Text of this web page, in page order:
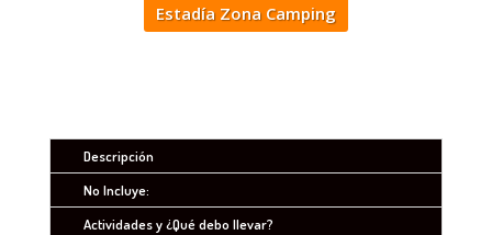
Estadía Zona Camping
Descripción
No Incluye:
Actividades y ¿Qué debo llevar?